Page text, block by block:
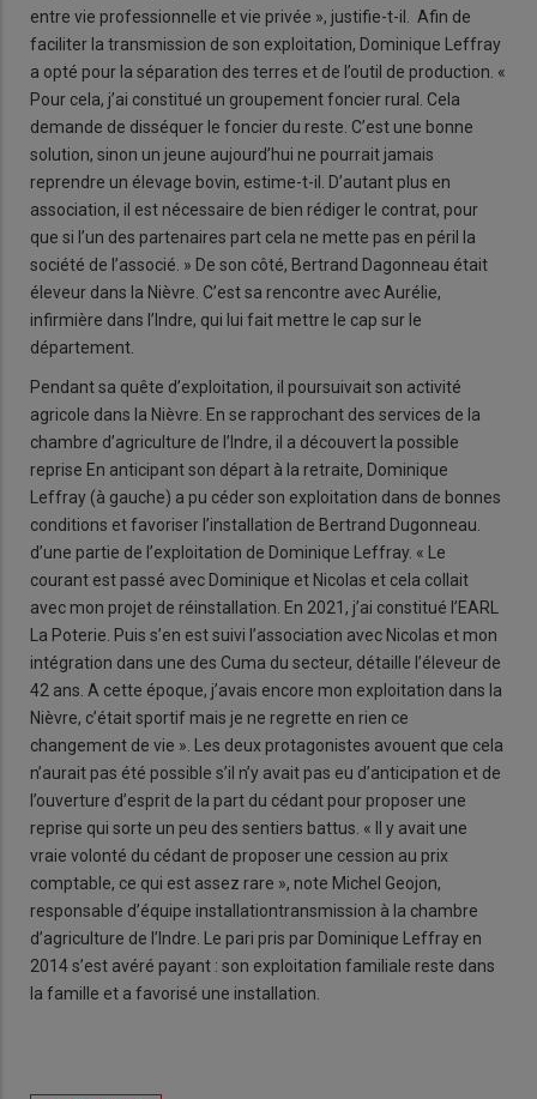
entre vie professionnelle et vie privée », justifie-t-il. Afin de
faciliter la transmission de son exploitation, Dominique Leffray
a opté pour la séparation des terres et de l’outil de production. «
Pour cela, j’ai constitué un groupement foncier rural. Cela
demande de disséquer le foncier du reste. C’est une bonne
solution, sinon un jeune aujourd’hui ne pourrait jamais
reprendre un élevage bovin, estime-t-il. D’autant plus en
association, il est nécessaire de bien rédiger le contrat, pour
que si l’un des partenaires part cela ne mette pas en péril la
société de l’associé. » De son côté, Bertrand Dagonneau était
éleveur dans la Nièvre. C’est sa rencontre avec Aurélie,
infirmière dans l’Indre, qui lui fait mettre le cap sur le
département.
Pendant sa quête d’exploitation, il poursuivait son activité
agricole dans la Nièvre. En se rapprochant des services de la
chambre d’agriculture de l’Indre, il a découvert la possible
reprise En anticipant son départ à la retraite, Dominique
Leffray (à gauche) a pu céder son exploitation dans de bonnes
conditions et favoriser l’installation de Bertrand Dugonneau.
d’une partie de l’exploitation de Dominique Leffray. « Le
courant est passé avec Dominique et Nicolas et cela collait
avec mon projet de réinstallation. En 2021, j’ai constitué l’EARL
La Poterie. Puis s’en est suivi l’association avec Nicolas et mon
intégration dans une des Cuma du secteur, détaille l’éleveur de
42 ans. A cette époque, j’avais encore mon exploitation dans la
Nièvre, c’était sportif mais je ne regrette en rien ce
changement de vie ». Les deux protagonistes avouent que cela
n’aurait pas été possible s’il n’y avait pas eu d’anticipation et de
l’ouverture d’esprit de la part du cédant pour proposer une
reprise qui sorte un peu des sentiers battus. « Il y avait une
vraie volonté du cédant de proposer une cession au prix
comptable, ce qui est assez rare », note Michel Geojon,
responsable d’équipe installationtransmission à la chambre
d’agriculture de l’Indre. Le pari pris par Dominique Leffray en
2014 s’est avéré payant : son exploitation familiale reste dans
la famille et a favorisé une installation.